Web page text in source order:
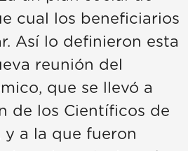
cual los beneficiarios
Así lo definieron esta
reunión del
que se llevó a
de los Científicos de
y a la que fueron